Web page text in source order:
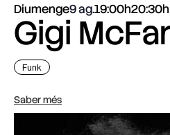
Diumenge9 ag.19:00h20:30h
Gigi
Funk
Saber més